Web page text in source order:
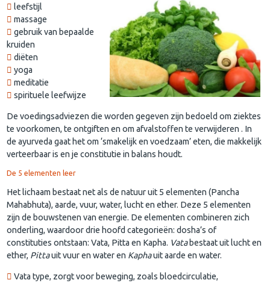
leefstijl
massage
gebruik van bepaalde
kruiden
diëten
yoga
meditatie
spirituele leefwijze
De voedingsadviezen die worden gegeven zijn bedoeld om ziektes
te voorkomen, te ontgiften en om afvalstoffen te verwijderen . In
de ayurveda gaat het om ‘smakelijk en voedzaam’ eten, die makkelijk
verteerbaar is en je constitutie in balans houdt.
De 5 elementen leer
Het lichaam bestaat net als de natuur uit 5 elementen (Pancha
Mahabhuta), aarde, vuur, water, lucht en ether. Deze 5 elementen
zijn de bouwstenen van energie. De elementen combineren zich
onderling, waardoor drie hoofd categorieën: dosha’s of
constituties ontstaan: Vata, Pitta en Kapha. Vatabestaat uit lucht en
ether, Pittauit vuur en water en Kaphauit aarde en water.
Vata type, zorgt voor beweging, zoals bloedcirculatie,